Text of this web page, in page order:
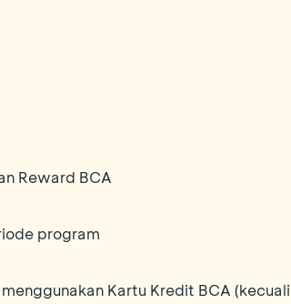
Reward BCA
program
Kartu Kredit BCA